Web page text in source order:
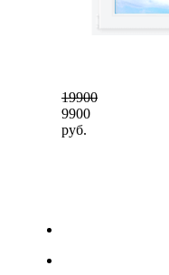
19900
9900
руб.